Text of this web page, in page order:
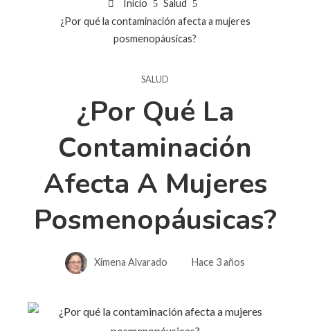
Inicio
Salud
¿Por qué la contaminación afecta a mujeres
posmenopáusicas?
SALUD
¿Por Qué La
Contaminación
Afecta A Mujeres
Posmenopáusicas?
Ximena Alvarado Hace 3 años